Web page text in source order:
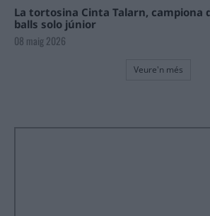
La tortosina Cinta Talarn, campiona
balls solo júnior
08 maig 2026
Veure'n més